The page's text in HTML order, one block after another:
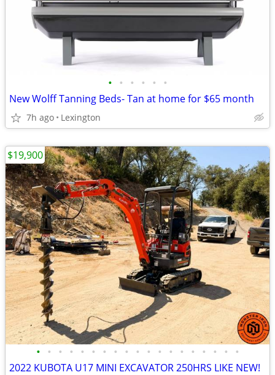
• • • • • •
New Wolff Tanning Beds- Tan at home for $65 month
7h ago Lexington
• • • • • • • • • • • • • • • • • • •
2022 KUBOTA U17 MINI EXCAVATOR 250HRS LIKE NEW!
$19,900